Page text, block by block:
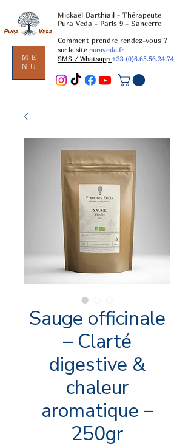
ME
NU
Mickaël Darthiail - Thérapeute
Pura Veda - Paris 9 - Sancerre
Comment prendre rendez-vous ?
sur le site puraveda.fr
SMS / Whatsapp +33 (0)6.65.56.24.74
Sauge officinale
– Clarté
digestive &
chaleur
aromatique –
250gr